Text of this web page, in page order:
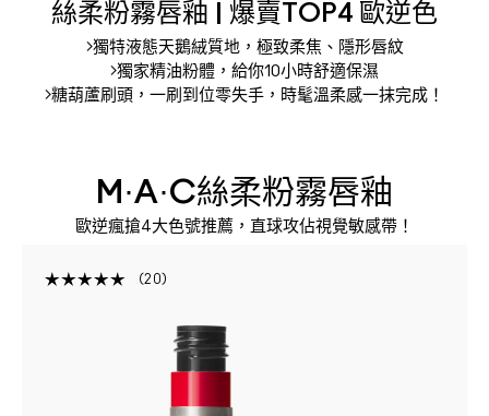
絲柔粉霧唇釉 | 爆賣TOP4 歐逆色
>獨特液態天鵝絨質地，極致柔焦、隱形唇紋
>獨家精油粉體，給你10小時舒適保濕
>糖葫蘆刷頭，一刷到位零失手，時髦溫柔感一抹完成！
M·A·C絲柔粉霧唇釉
歐逆瘋搶4大色號推薦，直球攻佔視覺敏感帶！
20